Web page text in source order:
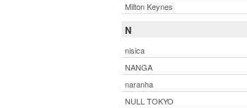
Milton Keynes
N
nisica
NANGA
naranha
NULL TOKYO